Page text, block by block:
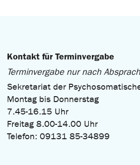
Kontakt für Terminvergabe
Terminvergabe nur nach
Sekretariat der
Montag bis Donnerstag
7.45-16.15 Uhr
Freitag 8.00-14.00 Uhr
Telefon: 09131 85-34899